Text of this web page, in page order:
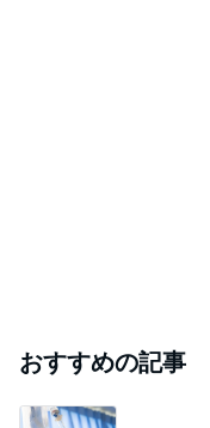
おすすめの記事